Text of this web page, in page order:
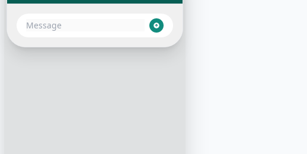
Bonjour, je souhaite essayer la
Renault Clio bleue vue sur votre
site